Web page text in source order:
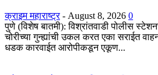
क्राइम महाराष्ट्र - August 8, 2026 0
पुणे (विशेष बातमी): विश्रांतवाडी पोलीस
चोरीच्या गुन्ह्यांची उकल करत एका सराईत
धडक कारवाईत आरोपीकडून एकूण...